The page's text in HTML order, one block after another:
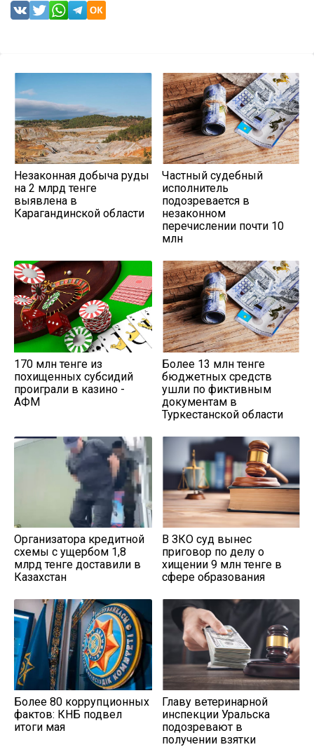
Незаконная добыча руды
на 2 млрд тенге
выявлена в
Карагандинской области
Частный судебный
исполнитель
подозревается в
незаконном
перечислении почти 10
млн
170 млн тенге из
похищенных субсидий
проиграли в казино -
АФМ
Более 13 млн тенге
бюджетных средств
ушли по фиктивным
документам в
Туркестанской области
Организатора кредитной
схемы с ущербом 1,8
млрд тенге доставили в
Казахстан
В ЗКО суд вынес
приговор по делу о
хищении 9 млн тенге в
сфере образования
Более 80 коррупционных
фактов: КНБ подвел
итоги мая
Главу ветеринарной
инспекции Уральска
подозревают в
получении взятки